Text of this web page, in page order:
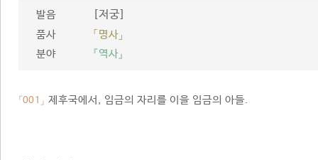
발음 [저궁]
품사
「명사」
분야
『역사』
「001」 제후국에서, 임금의 자리를 이을 임금의 아들.